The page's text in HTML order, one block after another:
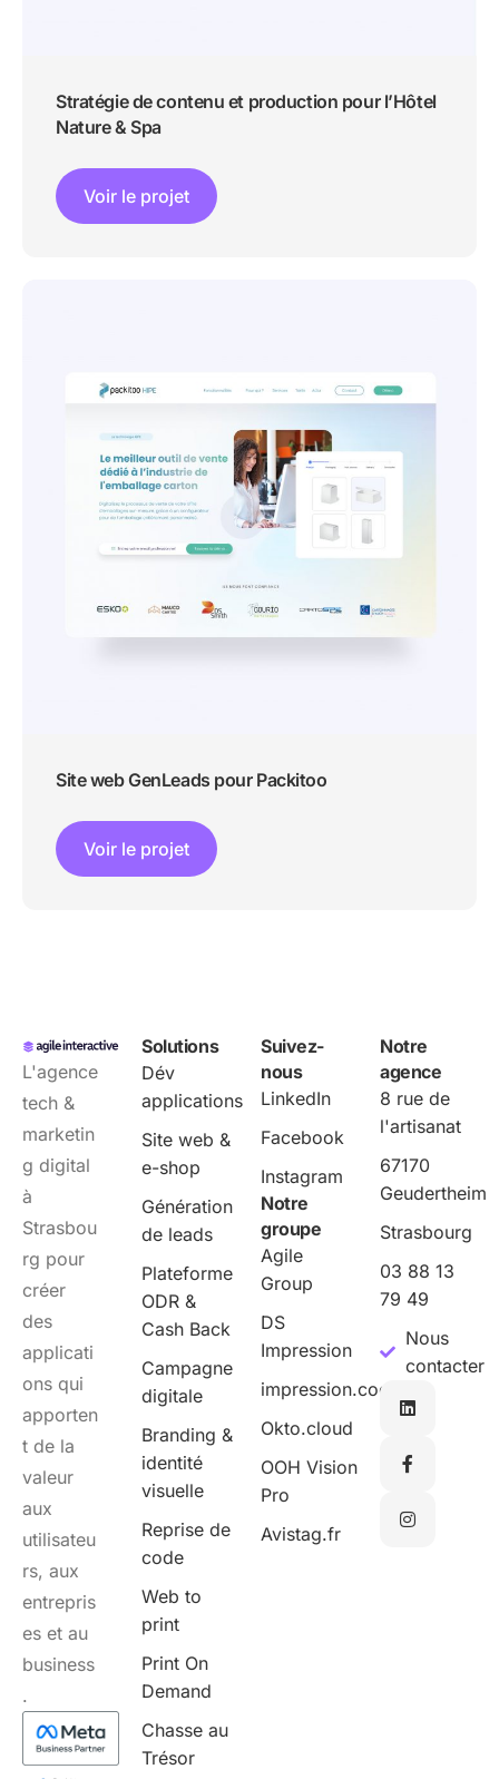
Stratégie de contenu et production pour l’Hôtel
Nature & Spa
Voir le projet
Site web GenLeads pour Packitoo
Voir le projet
L'agence
tech &
marketin
g digital
à
Strasbou
rg pour
créer
des
applicati
ons qui
apporten
t de la
valeur
aux
utilisateu
rs, aux
entrepris
es et au
business
.
Solutions
Dév
applications
Site web &
e-shop
Génération
de leads
Plateforme
ODR &
Cash Back
Campagne
digitale
Branding &
identité
visuelle
Reprise de
code
Web to
print
Print On
Demand
Chasse au
Trésor
Suivez-
nous
LinkedIn
Facebook
Instagram
Notre
groupe
Agile
Group
DS
Impression
impression.cool
Okto.cloud
OOH Vision
Pro
Avistag.fr
Notre
agence
8 rue de
l'artisanat
67170
Geudertheim
Strasbourg
03 88 13
79 49
Nous
contacter